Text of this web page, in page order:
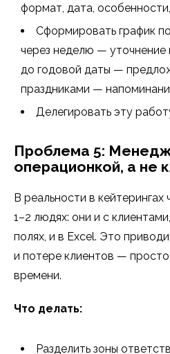
формат, дата,
Сформировать график
через неделю — уточнение
до годовой даты —
праздниками —
Делегировать эту
Проблема 5:
операционкой, а не
В реальности в
1–2 людях: они и с
полях, и в Excel. Это
и потере клиентов —
времени.
Что делать:
Разделить зоны